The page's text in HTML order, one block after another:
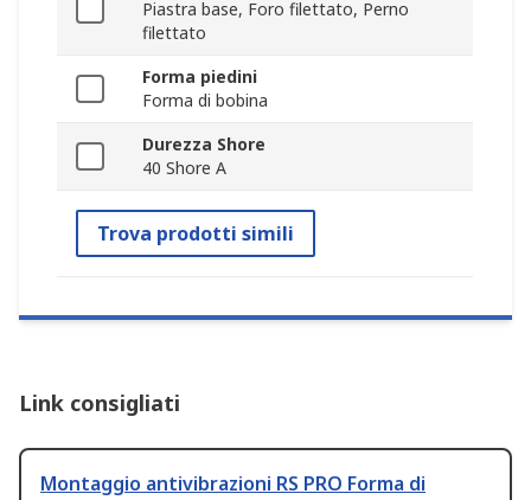
Piastra base, Foro filettato, Perno
filettato
Forma piedini
Forma di bobina
Durezza Shore
40 Shore A
Trova prodotti simili
Link consigliati
Montaggio antivibrazioni RS PRO Forma di